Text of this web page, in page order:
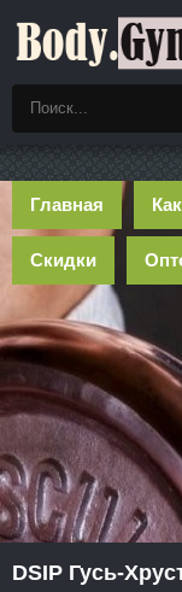
Главная
Скидки
DSIP Гусь-